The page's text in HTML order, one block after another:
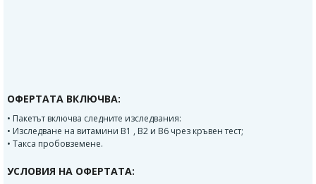
ОФЕРТАТА ВКЛЮЧВА:
• Пакетът включва следните изследвания:
• Изследване на витамини B1 , B2 и B6 чрез кръвен тест;
• Такса пробовземене.
УСЛОВИЯ НА ОФЕРТАТА: